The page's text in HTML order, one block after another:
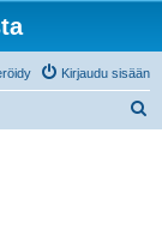
Kirjaudu sisään